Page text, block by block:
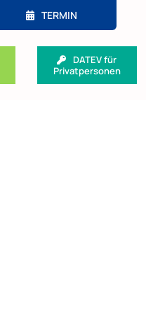
TERMIN
DATEV für
Privatpersonen